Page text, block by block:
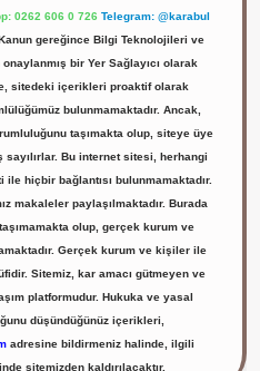
0262 606 0 726 Telegram: @karabul
gereğince Bilgi Teknolojileri ve
bir Yer Sağlayıcı olarak
sitedeki içerikleri proaktif olarak
bulunmamaktadır. Ancak,
taşımakta olup, siteye üye
Bu internet sitesi, herhangi
hiçbir bağlantısı bulunmamaktadır.
makaleler paylaşılmaktadır. Burada
olup, gerçek kurum ve
Gerçek kurum ve kişiler ile
Sitemiz, kar amacı gütmeyen ve
platformudur. Hukuka ve yasal
düşündüğünüz içerikleri,
adresine bildirmeniz halinde, ilgili
sitemizden kaldırılacaktır.